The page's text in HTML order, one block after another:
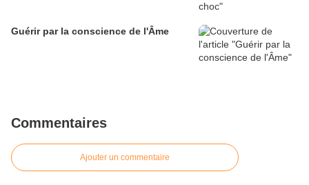
Guérir par la conscience de l'Âme
Commentaires
Ajouter un commentaire